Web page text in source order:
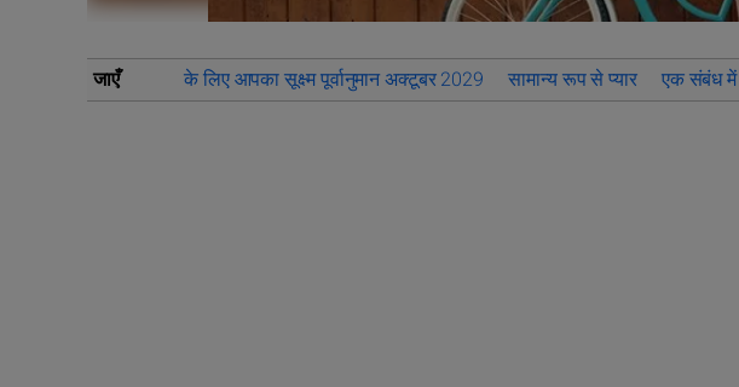
जाएँ के लिए आपका सूक्ष्म पूर्वानुमान अक्टूबर 2029 सामान्य रूप से प्यार एक संबंध में